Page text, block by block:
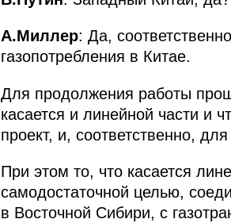
А.Миллер: Да,
газопотребления в Китае.
Для продолжения работы
касается и линейной части и
проект, и, соответственно,
При этом то, что касается
самодостаточной целью,
в Восточной Сибири, с